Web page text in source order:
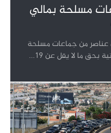
مسلحة بمالي
عناصر من جماعات مسلحة
بحق ما لا يقل عن 19...